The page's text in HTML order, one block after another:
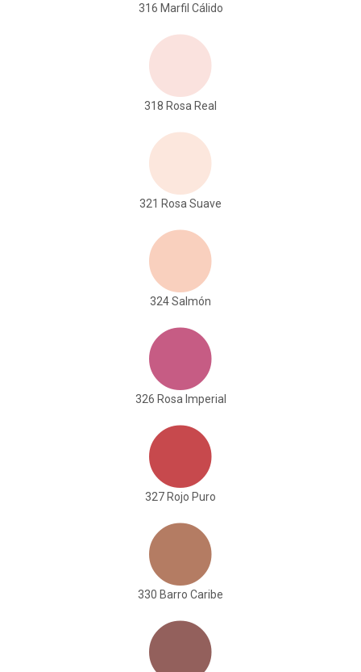
316 Marfil Cálido
318 Rosa Real
321 Rosa Suave
324 Salmón
326 Rosa Imperial
327 Rojo Puro
330 Barro Caribe